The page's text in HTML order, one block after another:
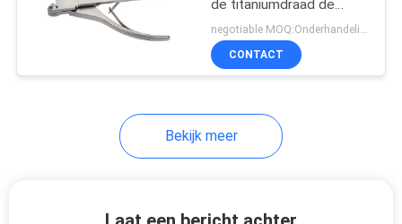
CMF Systeem
de titaniumdraad de
Fundamentele
Chirurgische
Instrumenten
negotiable MOQ:Onderhandeling
CONTACT
Bekijk meer